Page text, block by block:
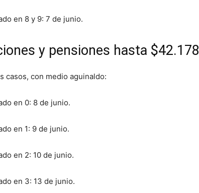
en 8 y 9: 7 de junio.
y pensiones hasta $42.178
casos, con medio aguinaldo:
en 0: 8 de junio.
en 1: 9 de junio.
en 2: 10 de junio.
en 3: 13 de junio.